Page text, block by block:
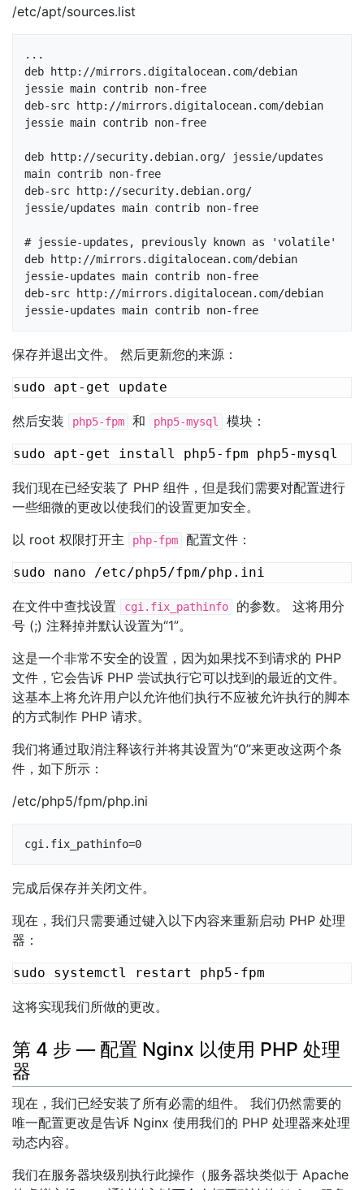
/etc/apt/sources.list
...
deb http://mirrors.digitalocean.com/debian
jessie main contrib non-free
deb-src http://mirrors.digitalocean.com/debian
jessie main contrib non-free
deb http://security.debian.org/ jessie/updates
main contrib non-free
deb-src http://security.debian.org/
jessie/updates main contrib non-free
# jessie-updates, previously known as 'volatile'
deb http://mirrors.digitalocean.com/debian
jessie-updates main contrib non-free
deb-src http://mirrors.digitalocean.com/debian
jessie-updates main contrib non-free
保存并退出文件。 然后更新您的来源：
然后安装 php5-fpm 和 php5-mysql 模块：
我们现在已经安装了 PHP 组件，但是我们需要对配置进行
一些细微的更改以使我们的设置更加安全。
以 root 权限打开主
php-fpm 配置文件：
在文件中查找设置 cgi.fix_pathinfo
的参数。 这将用分
号 (;) 注释掉并默认设置为“1”。
这是一个非常不安全的设置，因为如果找不到请求的 PHP
文件，它会告诉 PHP 尝试执行它可以找到的最近的文件。
这基本上将允许用户以允许他们执行不应被允许执行的脚本
的方式制作 PHP 请求。
我们将通过取消注释该行并将其设置为“0”来更改这两个条
件，如下所示：
/etc/php5/fpm/php.ini
cgi.fix_pathinfo=0
完成后保存并关闭文件。
现在，我们只需要通过键入以下内容来重新启动 PHP 处理
器：
这将实现我们所做的更改。
第 4 步 — 配置 Nginx 以使用 PHP 处理
器
现在，我们已经安装了所有必需的组件。 我们仍然需要的
唯一配置更改是告诉 Nginx 使用我们的 PHP 处理器来处理
动态内容。
我们在服务器块级别执行此操作（服务器块类似于 Apache